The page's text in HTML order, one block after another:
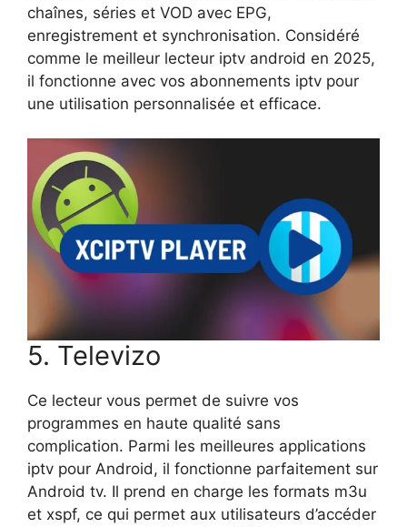
chaînes, séries et VOD avec EPG,
enregistrement et synchronisation. Considéré
comme le meilleur lecteur iptv android en 2025,
il fonctionne avec vos abonnements iptv pour
une utilisation personnalisée et efficace.
5. Televizo
Ce lecteur vous permet de suivre vos
programmes en haute qualité sans
complication. Parmi les meilleures applications
iptv pour Android, il fonctionne parfaitement sur
Android tv. Il prend en charge les formats m3u
et xspf, ce qui permet aux utilisateurs d’accéder